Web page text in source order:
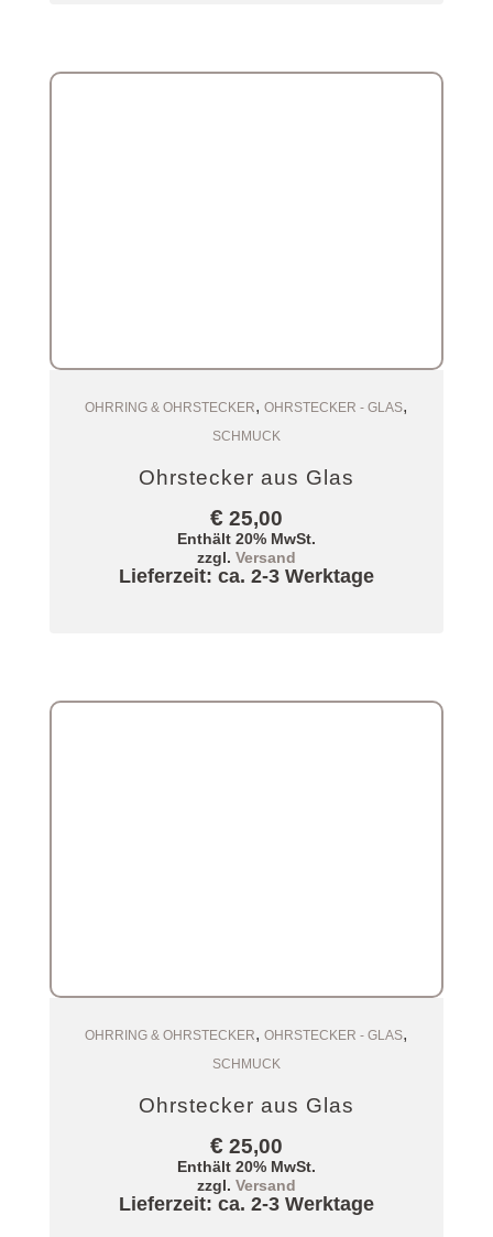
Zum Warenkorb
OHRRING & OHRSTECKER,OHRSTECKER - GLAS,
SCHMUCK
Ohrstecker aus Glas
€25,00
Enthält 20% MwSt.
zzgl. Versand
Lieferzeit: ca. 2-3 Werktage
Zum Warenkorb
OHRRING & OHRSTECKER,OHRSTECKER - GLAS,
SCHMUCK
Ohrstecker aus Glas
€25,00
Enthält 20% MwSt.
zzgl. Versand
Lieferzeit: ca. 2-3 Werktage